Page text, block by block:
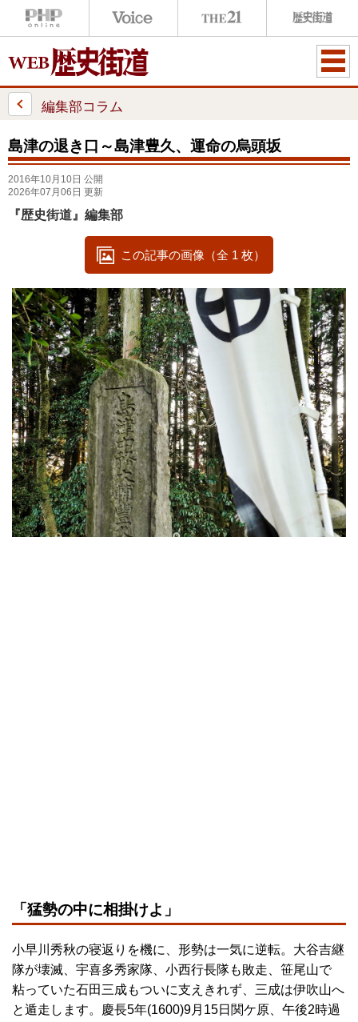
ME
編集部コラム
島津の退き口～島津豊久、運命の烏頭坂
2016年10月10日 公開
2026年07月06日 更新
『歴史街道』編集部
この記事の画像（全 1 枚）
「猛勢の中に相掛けよ」
小早川秀秋の寝返りを機に、形勢は一気に逆転。大谷吉継
隊が壊滅、宇喜多秀家隊、小西行長隊も敗走、笹尾山で
粘っていた石田三成もついに支えきれず、三成は伊吹山へ
と遁走します。慶長5年(1600)9月15日関ケ原、午後2時過